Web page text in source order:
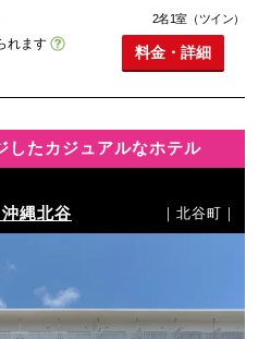
れます
2名1室（ツイン）
料金・詳細
したカジュアルなホテル
縄北谷 ｜北谷町｜